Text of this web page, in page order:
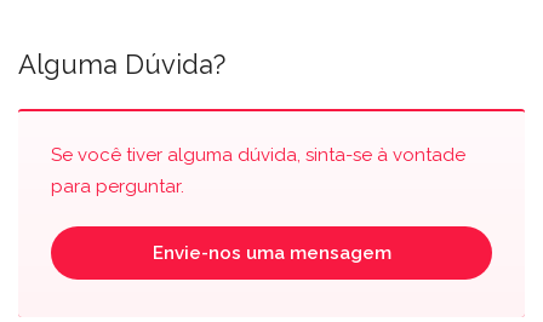
Alguma Dúvida?
Se você tiver alguma dúvida, sinta-se à vontade
para perguntar.
Envie-nos uma mensagem